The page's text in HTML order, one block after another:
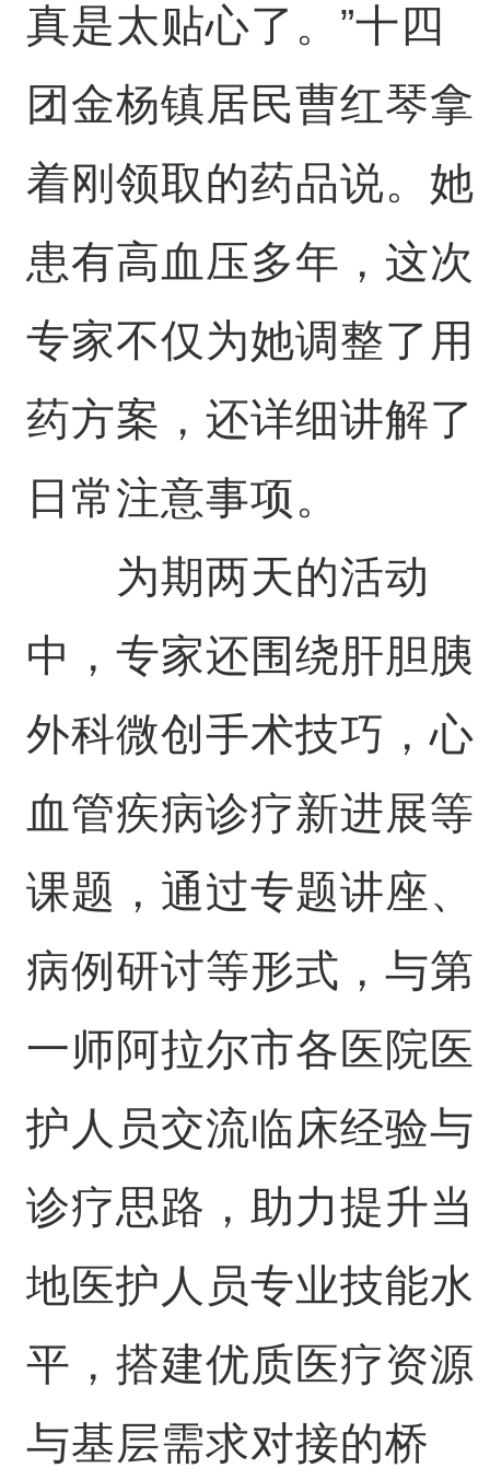
真是太贴心了。”十四
团金杨镇居民曹红琴拿
着刚领取的药品说。她
患有高血压多年，这次
专家不仅为她调整了用
药方案，还详细讲解了
日常注意事项。
为期两天的活动
中，专家还围绕肝胆胰
外科微创手术技巧，心
血管疾病诊疗新进展等
课题，通过专题讲座、
病例研讨等形式，与第
一师阿拉尔市各医院医
护人员交流临床经验与
诊疗思路，助力提升当
地医护人员专业技能水
平，搭建优质医疗资源
与基层需求对接的桥